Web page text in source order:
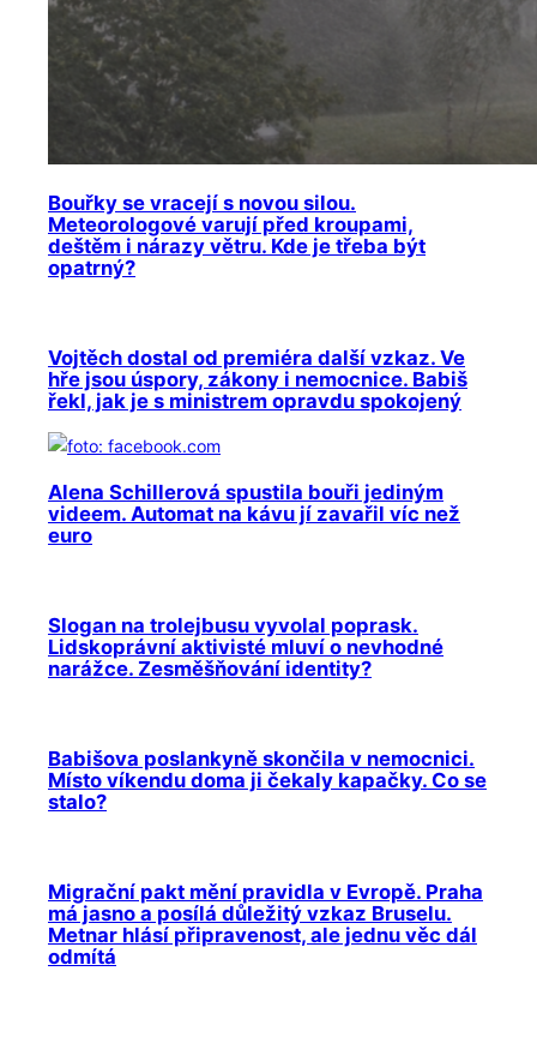
Bouřky se vracejí s novou silou.
Meteorologové varují před kroupami,
deštěm i nárazy větru. Kde je třeba být
opatrný?
Vojtěch dostal od premiéra další vzkaz. Ve
hře jsou úspory, zákony i nemocnice. Babiš
řekl, jak je s ministrem opravdu spokojený
Alena Schillerová spustila bouři jediným
videem. Automat na kávu jí zavařil víc než
euro
Slogan na trolejbusu vyvolal poprask.
Lidskoprávní aktivisté mluví o nevhodné
narážce. Zesměšňování identity?
Babišova poslankyně skončila v nemocnici.
Místo víkendu doma ji čekaly kapačky. Co se
stalo?
Migrační pakt mění pravidla v Evropě. Praha
má jasno a posílá důležitý vzkaz Bruselu.
Metnar hlásí připravenost, ale jednu věc dál
odmítá